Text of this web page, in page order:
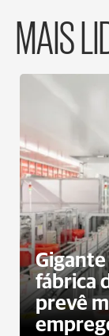
MAIS
fábrica
prevê